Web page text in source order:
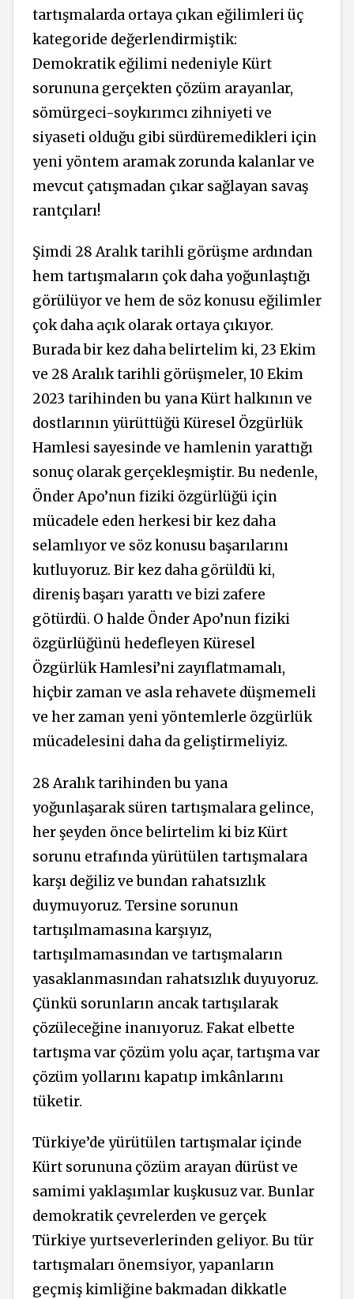
tartışmalarda ortaya çıkan eğilimleri üç
kategoride değerlendirmiştik:
Demokratik eğilimi nedeniyle Kürt
sorununa gerçekten çözüm arayanlar,
sömürgeci-soykırımcı zihniyeti ve
siyaseti olduğu gibi sürdüremedikleri için
yeni yöntem aramak zorunda kalanlar ve
mevcut çatışmadan çıkar sağlayan savaş
rantçıları!
Şimdi 28 Aralık tarihli görüşme ardından
hem tartışmaların çok daha yoğunlaştığı
görülüyor ve hem de söz konusu eğilimler
çok daha açık olarak ortaya çıkıyor.
Burada bir kez daha belirtelim ki, 23 Ekim
ve 28 Aralık tarihli görüşmeler, 10 Ekim
2023 tarihinden bu yana Kürt halkının ve
dostlarının yürüttüğü Küresel Özgürlük
Hamlesi sayesinde ve hamlenin yarattığı
sonuç olarak gerçekleşmiştir. Bu nedenle,
Önder Apo’nun fiziki özgürlüğü için
mücadele eden herkesi bir kez daha
selamlıyor ve söz konusu başarılarını
kutluyoruz. Bir kez daha görüldü ki,
direniş başarı yarattı ve bizi zafere
götürdü. O halde Önder Apo’nun fiziki
özgürlüğünü hedefleyen Küresel
Özgürlük Hamlesi’ni zayıflatmamalı,
hiçbir zaman ve asla rehavete düşmemeli
ve her zaman yeni yöntemlerle özgürlük
mücadelesini daha da geliştirmeliyiz.
28 Aralık tarihinden bu yana
yoğunlaşarak süren tartışmalara gelince,
her şeyden önce belirtelim ki biz Kürt
sorunu etrafında yürütülen tartışmalara
karşı değiliz ve bundan rahatsızlık
duymuyoruz. Tersine sorunun
tartışılmamasına karşıyız,
tartışılmamasından ve tartışmaların
yasaklanmasından rahatsızlık duyuyoruz.
Çünkü sorunların ancak tartışılarak
çözüleceğine inanıyoruz. Fakat elbette
tartışma var çözüm yolu açar, tartışma var
çözüm yollarını kapatıp imkânlarını
tüketir.
Türkiye’de yürütülen tartışmalar içinde
Kürt sorununa çözüm arayan dürüst ve
samimi yaklaşımlar kuşkusuz var. Bunlar
demokratik çevrelerden ve gerçek
Türkiye yurtseverlerinden geliyor. Bu tür
tartışmaları önemsiyor, yapanların
geçmiş kimliğine bakmadan dikkatle